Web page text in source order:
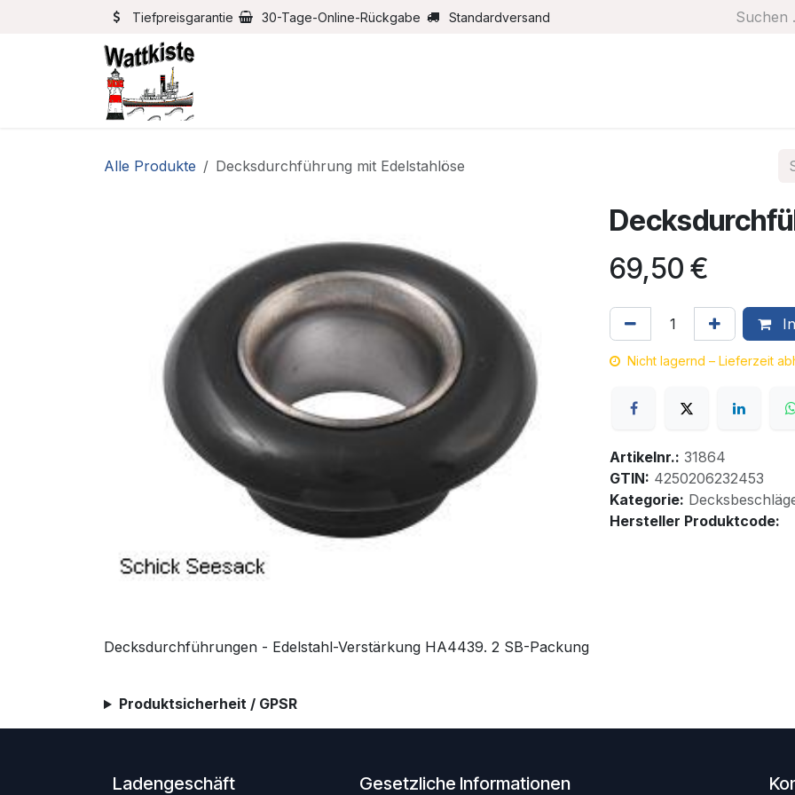
Zum Inhalt springenTiefpreisgarantie 30-Tage-Online-Rückgabe Standardversand
Alle Produkte Decksdurchführung mit Edelstahlöse
69,50 €
Nicht lagernd – Lieferzeit
Artikelnr.: 31864
GTIN: 4250206232453
Kategorie:
Hersteller Produktcode:
Decksdurchführungen - Edelstahl-Verstärkung HA4439. 2 SB-Packung
Produktsicherheit / GPSR
Ladengeschäft Gesetzliche Informationen